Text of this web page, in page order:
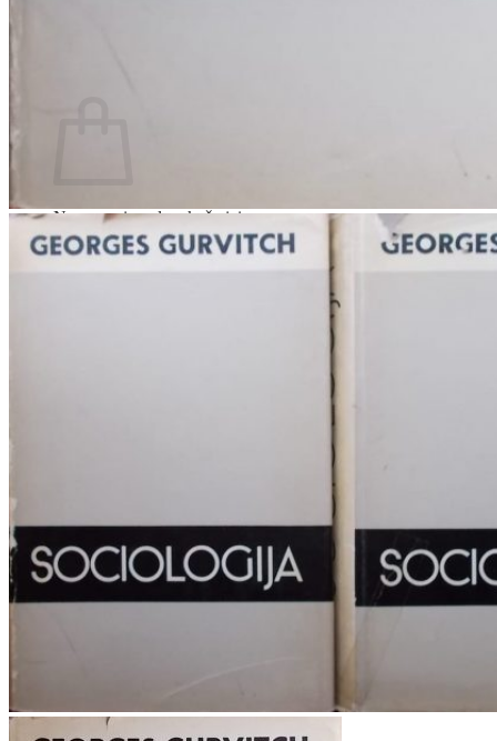
Nema proizvoda u košarici
Povratak u trgovinu